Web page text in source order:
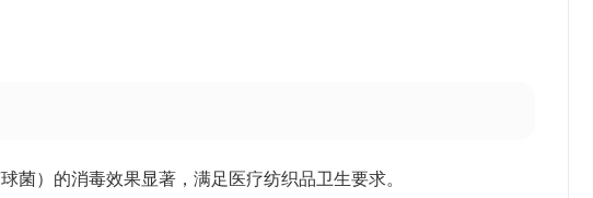
菌）的消毒效果显著，满足医疗纺织品卫生要求。